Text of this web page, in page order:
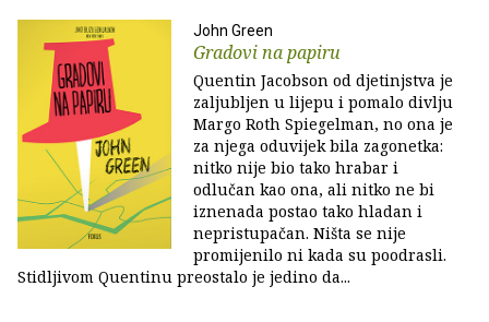
John Green
Gradovi na papiru
Quentin Jacobson od djetinjstva je
zaljubljen u lijepu i pomalo divlju
Margo Roth Spiegelman, no ona je
za njega oduvijek bila zagonetka:
nitko nije bio tako hrabar i
odlučan kao ona, ali nitko ne bi
iznenada postao tako hladan i
nepristupačan. Ništa se nije
promijenilo ni kada su poodrasli.
Stidljivom Quentinu preostalo je jedino da...